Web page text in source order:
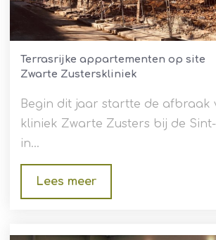
Terrasrijke appartementen op site
Zwarte Zusterskliniek
Begin dit jaar startte de afbraak
kliniek Zwarte Zusters bij de
in...
Lees meer